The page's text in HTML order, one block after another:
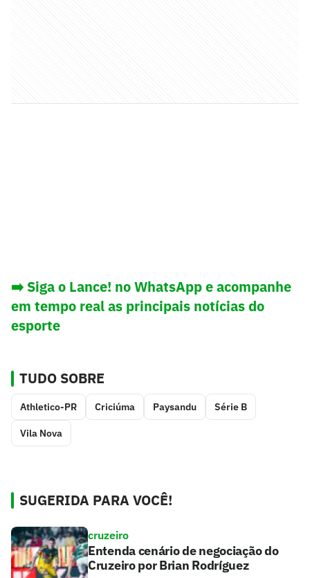
➡️ Siga o Lance! no WhatsApp e acompanhe
em tempo real as principais notícias do
esporte
TUDO SOBRE
Athletico-PR Criciúma Paysandu Série B
Vila Nova
SUGERIDA PARA VOCÊ!
cruzeiro
Entenda cenário de negociação do
Cruzeiro por Brian Rodríguez